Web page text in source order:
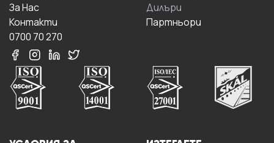
За Hас
Контакти
0700 70 270
Дилъри
Партньори